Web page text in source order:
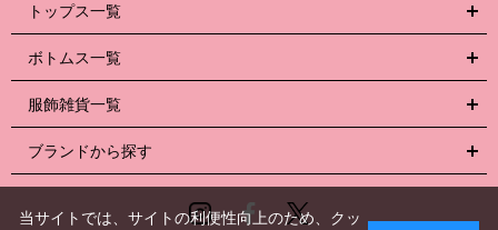
トップス一覧
ボトムス一覧
服飾雑貨一覧
ブランドから探す
InstagramFacebook
当サイトでは、サイトの利便性向上のため、クッ